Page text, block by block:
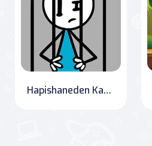
Hapishaneden Kaçış